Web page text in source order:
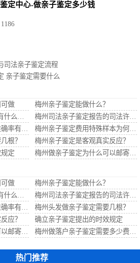
定中心-做亲子鉴定多少钱
司法亲子鉴定流程
亲子鉴定需要什么
做
梅州亲子鉴定能做什么？
根？
梅州亲子鉴定是客观真实反应？
定
做
梅州亲子鉴定能做什么？
梅州头发做亲子鉴定需要几根？
应？
确立亲子鉴定提出的时效规定
热门推荐